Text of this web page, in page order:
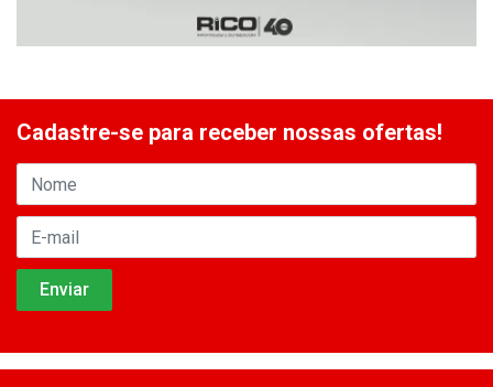
Cadastre-se para receber nossas ofertas!